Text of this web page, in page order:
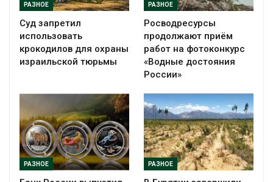
РАЗНОЕ
Суд запретил
использовать
крокодилов для охраны
израильской тюрьмы
РАЗНОЕ
Росводресурсы
продолжают приём
работ на фотоконкурс
«Водные достояния
России»
РАЗНОЕ РАЗНОЕ